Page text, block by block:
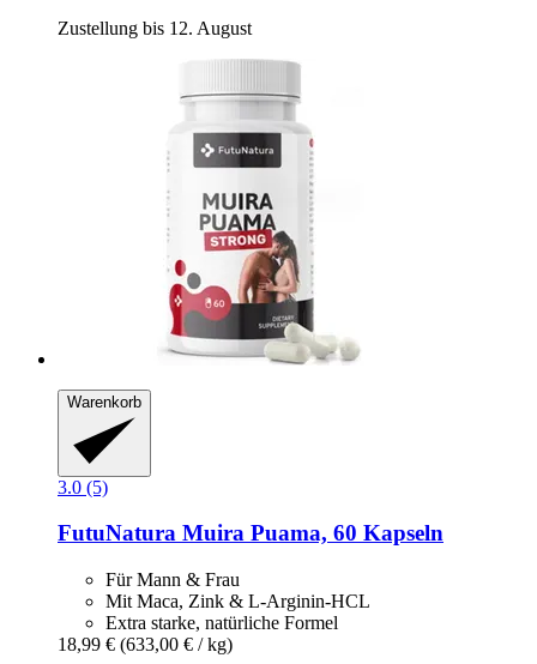
Zustellung bis 12. August
Warenkorb
3.0 (5)
FutuNatura Muira Puama, 60 Kapseln
Für Mann & Frau
Mit Maca, Zink & L-Arginin-HCL
Extra starke, natürliche Formel
18,99 € (633,00 € / kg)